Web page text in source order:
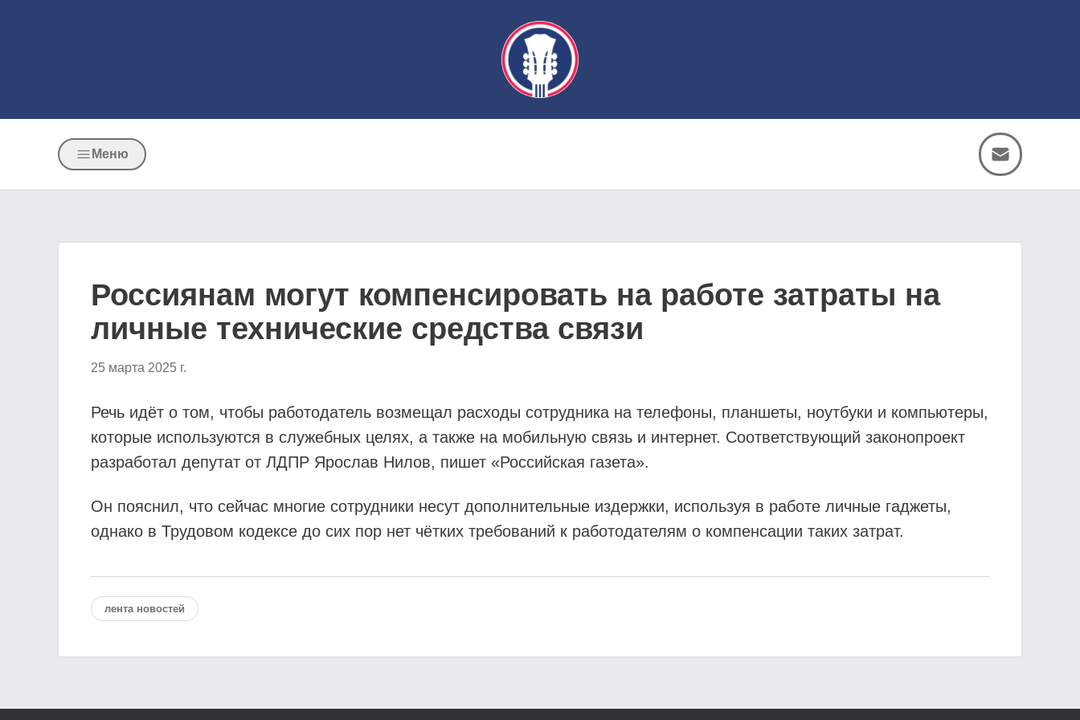
Меню
Россиянам могут компенсировать на работе затраты на
личные технические средства связи
25 марта 2025 г.
Речь идёт о том, чтобы работодатель возмещал расходы сотрудника на телефоны, планшеты, ноутбуки и компьютеры,
которые используются в служебных целях, а также на мобильную связь и интернет. Соответствующий законопроект
разработал депутат от ЛДПР Ярослав Нилов, пишет «Российская газета».
Он пояснил, что сейчас многие сотрудники несут дополнительные издержки, используя в работе личные гаджеты,
однако в Трудовом кодексе до сих пор нет чётких требований к работодателям о компенсации таких затрат.
лента новостей